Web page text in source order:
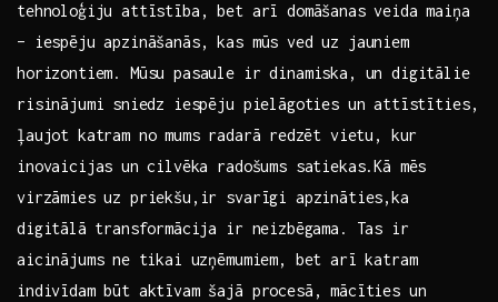
tehnoloģiju attīstība, bet arī ‌domāšanas veida maiņa
– iespēju apzināšanās, kas mūs ​ved uz jauniem
horizontiem. Mūsu pasaule ir dinamiska, un digitālie
risinājumi⁣ sniedz iespēju pielāgoties un attīstīties,
ļaujot katram no⁢ mums radarā ⁣redzēt vietu,‍ kur
inovaicijas un⁤ cilvēka radošums satiekas.Kā‌ mēs
virzāmies ‍uz priekšu,ir svarīgi apzināties,ka
digitālā ⁤transformācija ​ir neizbēgama. Tas ir⁢
aicinājums ​ne ⁢tikai uzņēmumiem, bet arī katram
indivīdam būt aktīvam šajā procesā, mācīties un